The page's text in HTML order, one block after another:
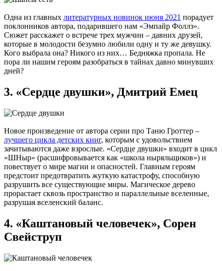
Одна из главных литературных новинок июня 2021 порадует
поклонников автора, подарившего нам «Эмпайр Фоллз».
Сюжет расскажет о встрече трех мужчин – давних друзей,
которые в молодости безумно любили одну и ту же девушку.
Кого выбрала она? Никого из них… Бедняжка пропала. Не
пора ли нашим героям разобраться в тайнах давно минувших
дней?
3. «Сердце двушки», Дмитрий Емец
Новое произведение от автора серии про Таню Гроттер –
лучшего цикла детских книг, которым с удовольствием
зачитываются даже взрослые. «Сердце двушки» входит в цикл
«ШНыр» (расшифровывается как «школа ныряльщиков») и
повествует о мире магии и опасностей. Главным героям
предстоит предотвратить жуткую катастрофу, способную
разрушить все существующие миры. Магическое дерево
прорастает сквозь пространство и параллельные вселенные,
разрушая вселенский баланс.
4. «Каштановый человечек», Сорен
Свейструп